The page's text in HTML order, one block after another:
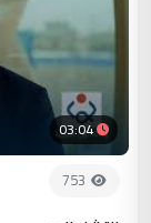
03:04
753